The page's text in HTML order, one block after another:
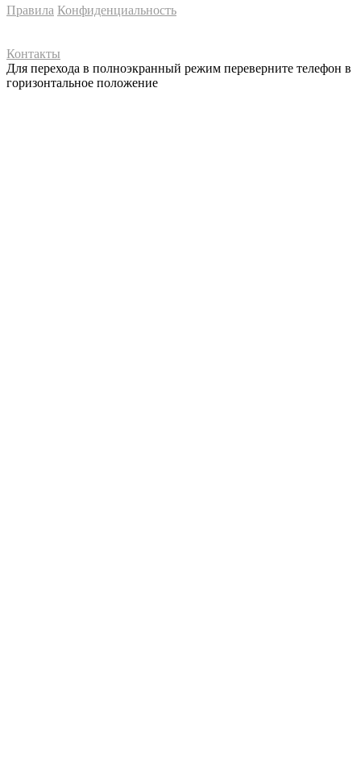
Правила Конфиденциальность
Контакты
Для перехода в полноэкранный режим переверните телефон в
горизонтальное положение